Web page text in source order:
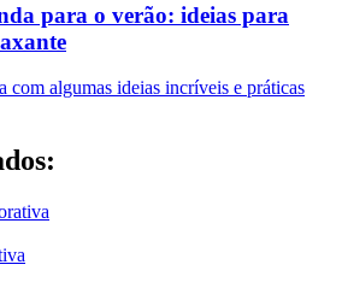
para o verão: ideias para
com algumas ideias incríveis e práticas